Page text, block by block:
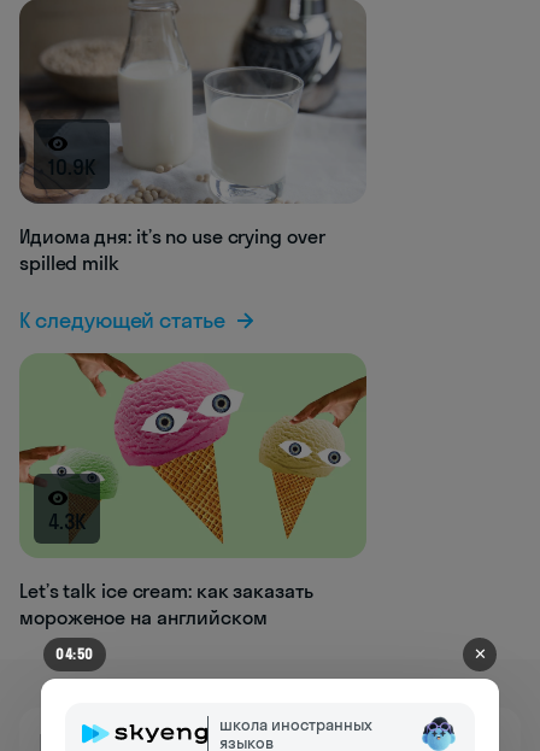
10.9K
Идиома дня: it’s no use crying over
spilled milk
К следующей статье
4.3K
Let’s talk ice cream: как заказать
мороженое на английском
04:50 ✕
школа иностранных
языков